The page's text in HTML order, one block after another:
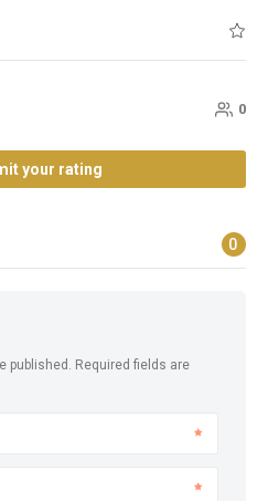
0
your rating
0
published. Required fields are